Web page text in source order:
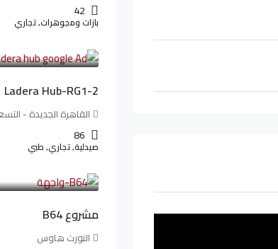
42
بازات ومجوهرات, تجاري
38,551,500LE
Ladera Hub-RG1-2
القاهرة الجديدة -
86
صيدلية, تجاري, طبي
3,125,000LE
مشروع B64
النورث هاوس